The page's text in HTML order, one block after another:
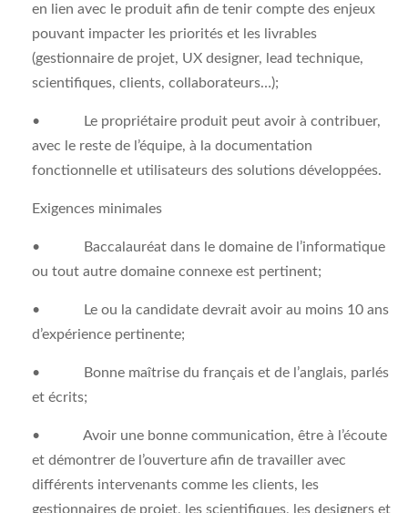
en lien avec le produit afin de tenir compte des enjeux
pouvant impacter les priorités et les livrables
(gestionnaire de projet, UX designer, lead technique,
scientifiques, clients, collaborateurs…);
• Le propriétaire produit peut avoir à contribuer,
avec le reste de l’équipe, à la documentation
fonctionnelle et utilisateurs des solutions développées.
Exigences minimales
• Baccalauréat dans le domaine de l’informatique
ou tout autre domaine connexe est pertinent;
• Le ou la candidate devrait avoir au moins 10 ans
d’expérience pertinente;
• Bonne maîtrise du français et de l’anglais, parlés
et écrits;
• Avoir une bonne communication, être à l’écoute
et démontrer de l’ouverture afin de travailler avec
différents intervenants comme les clients, les
gestionnaires de projet, les scientifiques, les designers et